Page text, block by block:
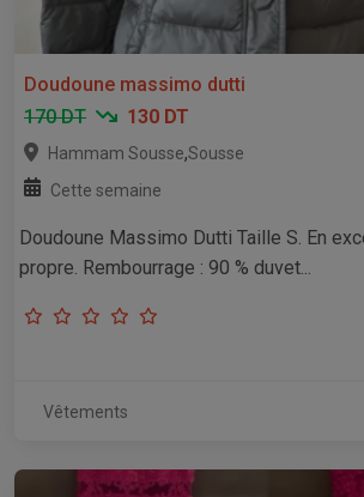
Doudoune massimo dutti
170 DT
130 DT
Hammam Sousse,Sousse
Cette semaine
Doudoune Massimo Dutti Taille S. En
propre. Rembourrage : 90 % duvet...
Vêtements